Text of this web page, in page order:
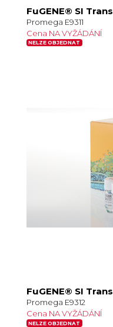
FuGENE® SI
Promega E9311
Cena NA VYŽÁDÁNÍ
NELZE OBJEDNAT
FuGENE® SI
Promega E9312
Cena NA VYŽÁDÁNÍ
NELZE OBJEDNAT